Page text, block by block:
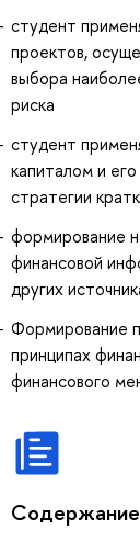
студент
проектов,
выбора
риска
студент
капиталом и
стратегии
формирование
финансовой
других
Формирование
принципах
финансового
Содержание